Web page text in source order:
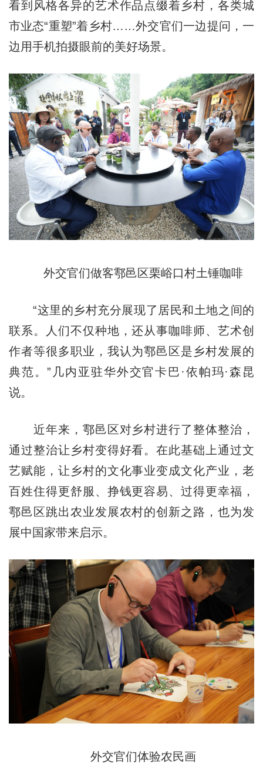
看到风格各异的艺术作品点缀着乡村，各类城
市业态“重塑”着乡村……外交官们一边提问，一
边用手机拍摄眼前的美好场景。
外交官们做客鄠邑区栗峪口村土锤咖啡
“这里的乡村充分展现了居民和土地之间的
联系。人们不仅种地，还从事咖啡师、艺术创
作者等很多职业，我认为鄠邑区是乡村发展的
典范。”几内亚驻华外交官卡巴·依帕玛·森昆
说。
近年来，鄠邑区对乡村进行了整体整治，
通过整治让乡村变得好看。在此基础上通过文
艺赋能，让乡村的文化事业变成文化产业，老
百姓住得更舒服、挣钱更容易、过得更幸福，
鄠邑区跳出农业发展农村的创新之路，也为发
展中国家带来启示。
外交官们体验农民画